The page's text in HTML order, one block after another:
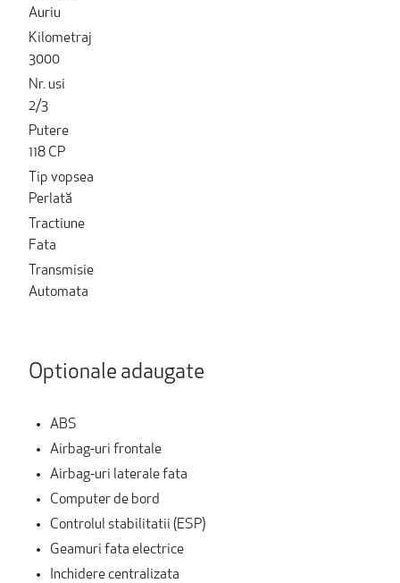
Auriu
Kilometraj
3000
Nr. usi
2/3
Putere
118 CP
Tip vopsea
Perlată
Tractiune
Fata
Transmisie
Automata
Optionale adaugate
ABS
Airbag-uri frontale
Airbag-uri laterale fata
Computer de bord
Controlul stabilitatii (ESP)
Geamuri fata electrice
Inchidere centralizata